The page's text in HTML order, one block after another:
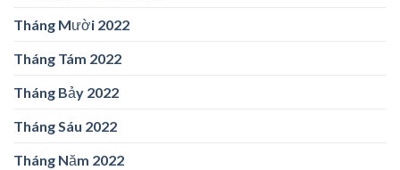
Tháng Mười 2022
Tháng Tám 2022
Tháng Bảy 2022
Tháng Sáu 2022
Tháng Năm 2022